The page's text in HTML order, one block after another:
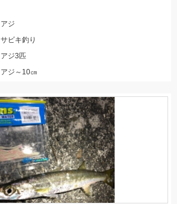
アジ
サビキ釣り
アジ3匹
アジ～10㎝